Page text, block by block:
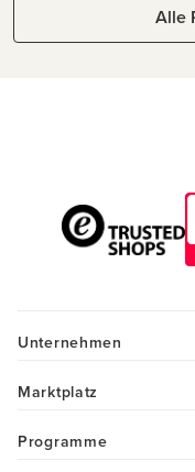
Alle
Unternehmen
Marktplatz
Programme